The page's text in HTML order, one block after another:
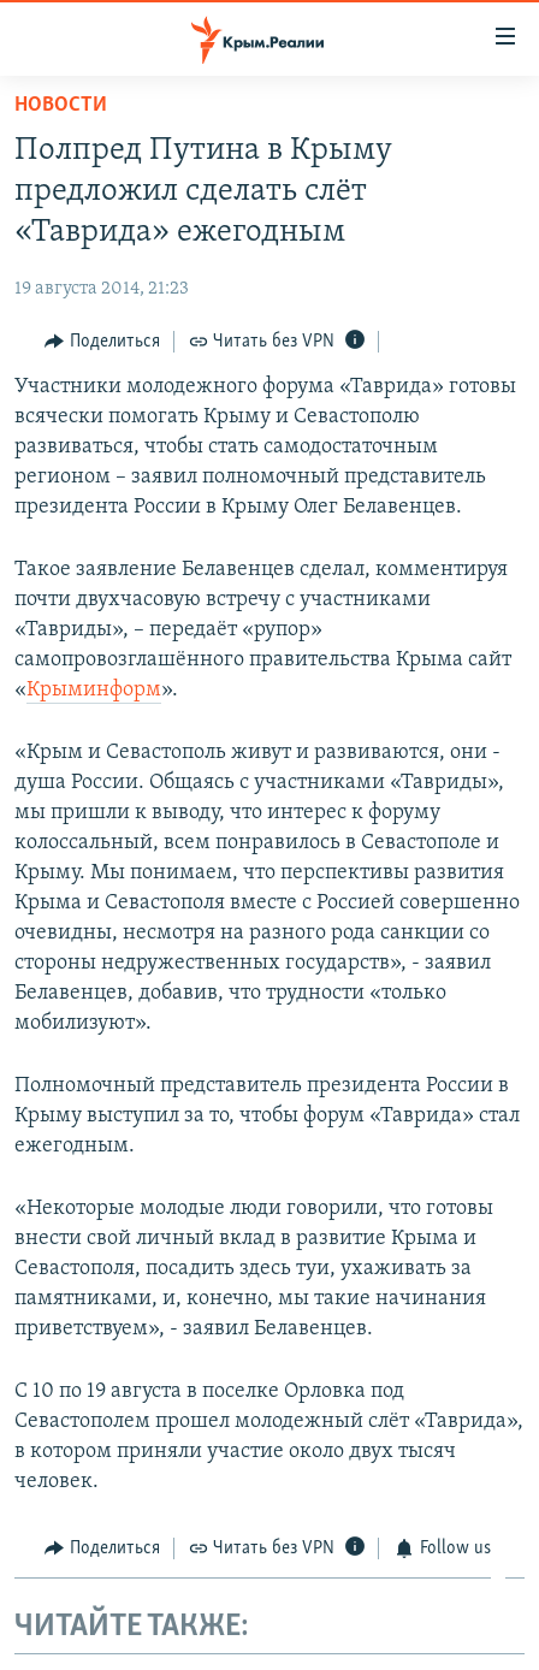
Вернуться
основному
содержанию
Вернутся
главной
навигации
Вернутся
поиску
СПЕЦПРОЕКТЫ
ГРУЗ 200
11 ЛЕТ ОККУПАЦИИ КРЫМА. 11 ИСТОРИЙ СОПРОТИВЛЕНИЯ
ВОДА
ЕЩЕ
ИНТЕРАКТИВ
ИНФОГРАФИКА
ТЕЛЕПРОЕКТ КРЫМ.РЕАЛИИ
СОВЕТЫ ПРАВОЗАЩИТНИКОВ
ПРОПАВШИЕ БЕЗ ВЕСТИ
ПОБЕДИТЕЛЕЙ НЕ СУДЯТ?
КРЫМ.НЕПОКОРЕННЫЙ
УКРАИНСКАЯ ПРОБЛЕМА КРЫМА
РАДІО СВОБОДА
КАК ОБОЙТИ БЛОКИРОВКУ
Українською
ПРИСОЕДИНЯЙТЕСЬ!
НОВОСТИ
Полпред Путина в Крыму
предложил сделать слёт
«Таврида» ежегодным
19 августа 2014, 21:23
Поделиться Читать без VPN
Участники молодежного форума «Таврида» готовы
всячески помогать Крыму и Севастополю
развиваться, чтобы стать самодостаточным
регионом – заявил полномочный представитель
президента России в Крыму Олег Белавенцев.
Такое заявление Белавенцев сделал, комментируя
почти двухчасовую встречу с участниками
«Тавриды», – передаёт «рупор»
самопровозглашённого правительства Крыма сайт
«Крыминформ».
«Крым и Севастополь живут и развиваются, они -
душа России. Общаясь с участниками «Тавриды»,
мы пришли к выводу, что интерес к форуму
колоссальный, всем понравилось в Севастополе и
Крыму. Мы понимаем, что перспективы развития
Крыма и Севастополя вместе с Россией совершенно
очевидны, несмотря на разного рода санкции со
стороны недружественных государств», - заявил
Белавенцев, добавив, что трудности «только
мобилизуют».
Полномочный представитель президента России в
Крыму выступил за то, чтобы форум «Таврида» стал
ежегодным.
«Некоторые молодые люди говорили, что готовы
внести свой личный вклад в развитие Крыма и
Севастополя, посадить здесь туи, ухаживать за
памятниками, и, конечно, мы такие начинания
приветствуем», - заявил Белавенцев.
С 10 по 19 августа в поселке Орловка под
Севастополем прошел молодежный слёт «Таврида»,
в котором приняли участие около двух тысяч
человек.
Поделиться Читать без VPN Follow us
ЧИТАЙТЕ ТАКЖЕ: